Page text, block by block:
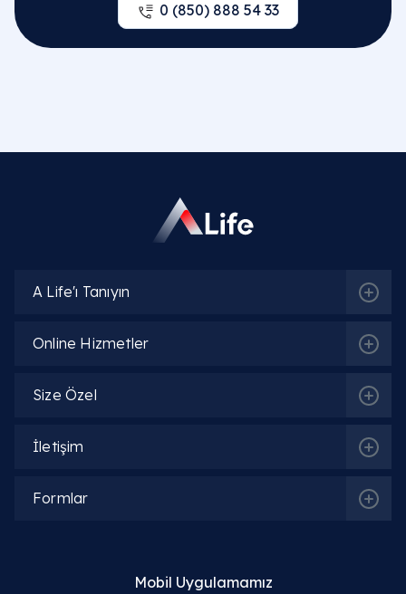
Jinekoloji | Kadın Doğum Hastalıkları
İlgili Hekimler
0 (850) 888 54 33
A Life'ı Tanıyın
Online Hizmetler
Size Özel
İletişim
Formlar
Mobil Uygulamamız